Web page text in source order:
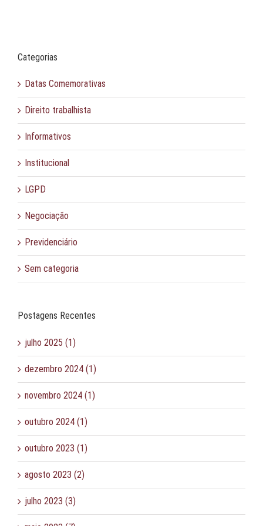
Categorias
Datas Comemorativas
Direito trabalhista
Informativos
Institucional
LGPD
Negociação
Previdenciário
Sem categoria
Postagens Recentes
julho 2025 (1)
dezembro 2024 (1)
novembro 2024 (1)
outubro 2024 (1)
outubro 2023 (1)
agosto 2023 (2)
julho 2023 (3)